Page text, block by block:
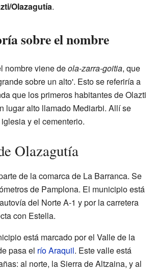
Olazagutía.
sobre el nombre
nombre viene deola-zarra-goitia, que
sobre un alto'. Esto se referiría a
que los primeros habitantes de Olazti
lugar alto llamado Mediarbi. Allí se
y el cementerio.
Olazagutía
de la comarca de La Barranca. Se
de Pamplona. El municipio está
del Norte A-1 y por la carretera
con Estella.
está marcado por el Valle de la
pasa el río Araquil. Este valle está
al norte, la Sierra de Altzaina, y al